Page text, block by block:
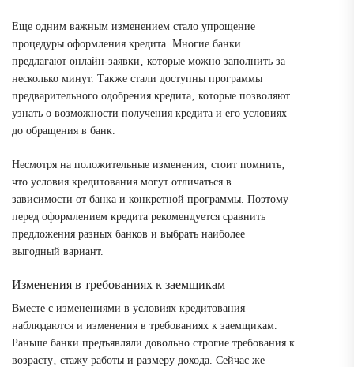
Еще одним важным изменением стало упрощение
процедуры оформления кредита. Многие банки
предлагают онлайн-заявки‚ которые можно заполнить за
несколько минут. Также стали доступны программы
предварительного одобрения кредита‚ которые позволяют
узнать о возможности получения кредита и его условиях
до обращения в банк.
Несмотря на положительные изменения‚ стоит помнить‚
что условия кредитования могут отличаться в
зависимости от банка и конкретной программы. Поэтому
перед оформлением кредита рекомендуется сравнить
предложения разных банков и выбрать наиболее
выгодный вариант.
Изменения в требованиях к заемщикам
Вместе с изменениями в условиях кредитования
наблюдаются и изменения в требованиях к заемщикам.
Раньше банки предъявляли довольно строгие требования к
возрасту‚ стажу работы и размеру дохода. Сейчас же